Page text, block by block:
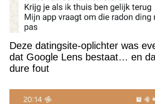
Deze datingsite-oplichter was
dat Google Lens bestaat… en
dure fout